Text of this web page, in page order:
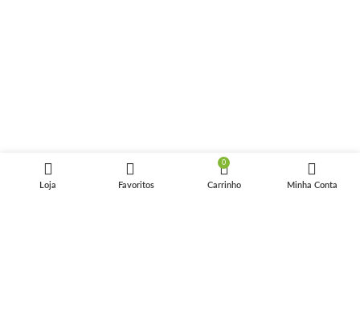
Loja Favoritos
0
Carrinho Minha Conta